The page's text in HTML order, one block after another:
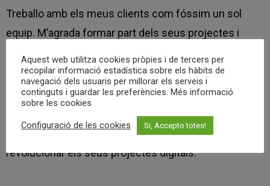
Treballo amb els meus clients com fóssim un sol
equip. M’agrada formar part dels seus projectes i
QUÈ APORTES A LA COMUNITAT?
Més emprenedors i empreses que vulguin
revolucionar els seus projectes digitals.
Aquest web utilitza cookies pròpies i de tercers per
recopilar informació estadística sobre els hàbits de
navegació dels usuaris per millorar els serveis i
continguts i guardar les preferències. Més informació
sobre les cookies
Configuració de les cookies Si, Accepto totes!